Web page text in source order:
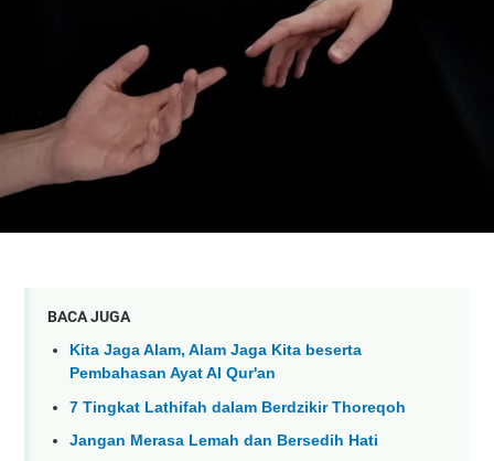
BACA JUGA
Kita Jaga Alam, Alam Jaga Kita beserta
Pembahasan Ayat Al Qur'an
7 Tingkat Lathifah dalam Berdzikir Thoreqoh
Jangan Merasa Lemah dan Bersedih Hati